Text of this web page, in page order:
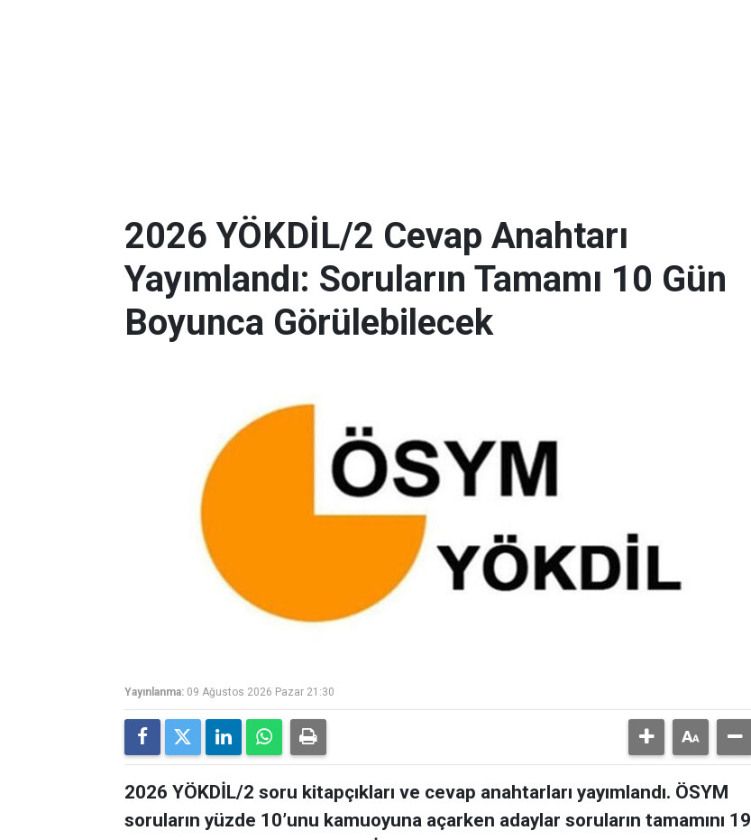
2026 YÖKDİL/2 Cevap Anahtarı
Yayımlandı: Soruların Tamamı 10 Gün
Boyunca Görülebilecek
Yayınlanma: 09 Ağustos 2026 Pazar 21:30
2026 YÖKDİL/2 soru kitapçıkları ve cevap anahtarları yayımlandı. ÖSYM
soruların yüzde 10’unu kamuoyuna açarken adaylar soruların tamamını 19